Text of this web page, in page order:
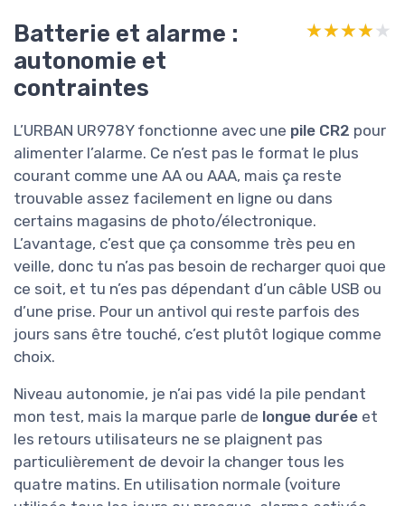
Batterie et alarme :
autonomie et
contraintes
★★★★★
★★★★★
L’URBAN UR978Y fonctionne avec une pile CR2 pour
alimenter l’alarme. Ce n’est pas le format le plus
courant comme une AA ou AAA, mais ça reste
trouvable assez facilement en ligne ou dans
certains magasins de photo/électronique.
L’avantage, c’est que ça consomme très peu en
veille, donc tu n’as pas besoin de recharger quoi que
ce soit, et tu n’es pas dépendant d’un câble USB ou
d’une prise. Pour un antivol qui reste parfois des
jours sans être touché, c’est plutôt logique comme
choix.
Niveau autonomie, je n’ai pas vidé la pile pendant
mon test, mais la marque parle de longue durée et
les retours utilisateurs ne se plaignent pas
particulièrement de devoir la changer tous les
quatre matins. En utilisation normale (voiture